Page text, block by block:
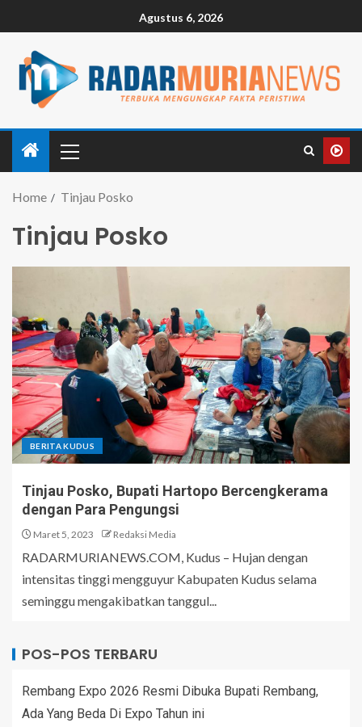
Agustus 6, 2026
Home Tinjau Posko
Tinjau Posko
BERITA KUDUS
Tinjau Posko, Bupati Hartopo Bercengkerama
dengan Para Pengungsi
Maret 5, 2023 Redaksi Media
RADARMURIANEWS.COM, Kudus – Hujan dengan
intensitas tinggi mengguyur Kabupaten Kudus selama
seminggu mengakibatkan tanggul...
POS-POS TERBARU
Rembang Expo 2026 Resmi Dibuka Bupati Rembang,
Ada Yang Beda Di Expo Tahun ini